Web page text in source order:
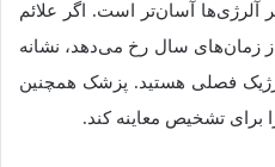
آسان‌تر است. اگر علائم
زمان‌های سال رخ می‌دهد، نشانه
فصلی هستید. پزشک همچنین
تشخیص معاینه کند.